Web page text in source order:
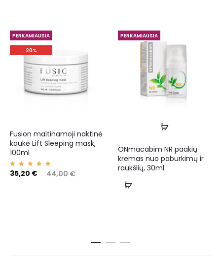
PERKAMIAUSIA
20%
Fusion maitinamoji naktinė
kaukė Lift Sleeping mask,
100ml
Įvertin
imas:
44,00€
35,20 €
PERKAMIAUSIA
ONmacabim NR paakių
kremas nuo paburkimų ir
raukšlių, 30ml